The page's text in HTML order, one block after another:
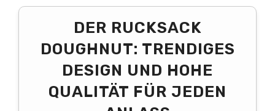
DER RUCKSACK
DOUGHNUT: TRENDIGES
DESIGN UND HOHE
QUALITÄT FÜR JEDEN